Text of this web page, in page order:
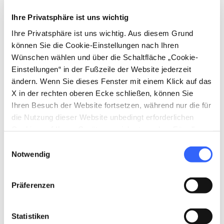
Ihre Privatsphäre ist uns wichtig
Ihre Privatsphäre ist uns wichtig. Aus diesem Grund
können Sie die Cookie-Einstellungen nach Ihren
Wünschen wählen und über die Schaltfläche „Cookie-
Einstellungen“ in der Fußzeile der Website jederzeit
ändern. Wenn Sie dieses Fenster mit einem Klick auf das
X in der rechten oberen Ecke schließen, können Sie
Ihren Besuch der Website fortsetzen, während nur die für
die Nutzung dieser Website unbedingt erforderlichen
Zustimmung.
Notwendig
Präferenzen
Statistiken
Fiesole
Die Mauern von Fiesole - Credit: Comune di Fiesole
stammen aus dem 4.